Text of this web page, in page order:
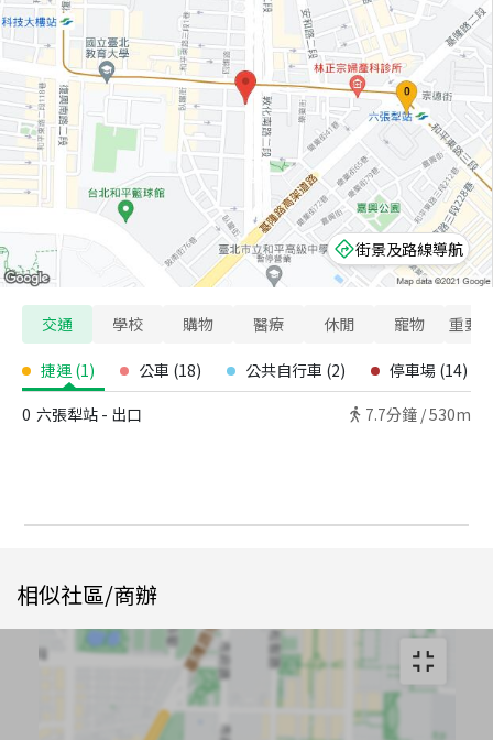
街景及路線導航
交通 學校 購物 醫療 休閒 寵物 重要
捷運 (1) 公車 (18) 公共自行車 (2) 停車場 (14)
0 六張犁站 - 出口 7.7分鐘 /530m
相似社區/商辦